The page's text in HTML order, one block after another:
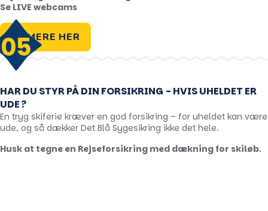
Se LIVE webcams
SE MERE HER
05
HAR DU STYR PÅ DIN FORSIKRING - HVIS UHELDET ER
UDE ?
En tryg skiferie kræver en god forsikring – for uheldet kan være
ude, og så dækker Det Blå Sygesikring ikke det hele.
Husk at tegne en Rejseforsikring med dækning for skiløb.